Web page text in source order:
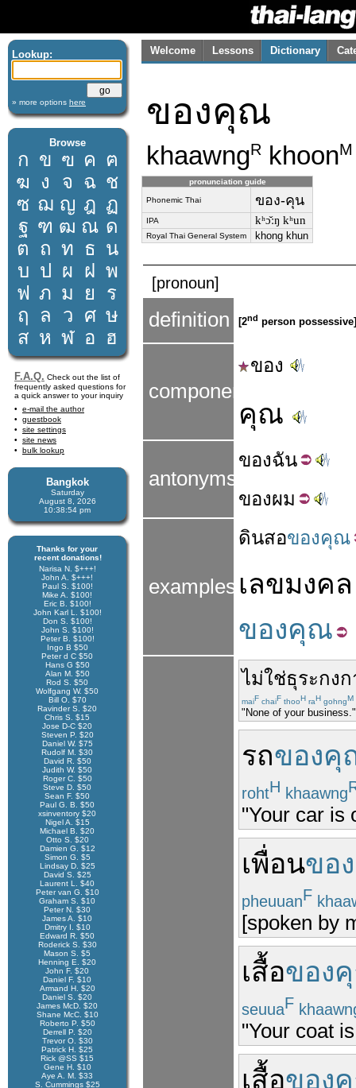
Lookup:
» more options here
Browse
ก ข ฃ ค ฅ
ฆ ง จ ฉ ช
ซ ฌ ญ ฎ ฏ
ฐ ฑ ฒ ณ ด
ต ถ ท ธ น
บ ป ผ ฝ พ
ฟ ภ ม ย
ร
ฤ
ล ว ศ ษ
ส ห ฬ อ ฮ
F.A.Q. Check out the list of
frequently asked questions for
a quick answer to your inquiry
e-mail the author
guestbook
site settings
site news
bulk lookup
Bangkok
Saturday
August 8, 2026
10:38:55 pm
Thanks for your
recent donations!
Narisa N. $+++!
John A. $+++!
Paul S. $100!
Mike A. $100!
Eric B. $100!
John Karl L. $100!
Don S. $100!
John S. $100!
Peter B. $100!
Ingo B $50
Peter d C $50
Hans G $50
Alan M. $50
Rod S. $50
Wolfgang W. $50
Bill O. $70
Ravinder S. $20
Chris S. $15
Jose D-C $20
Steven P. $20
Daniel W. $75
Rudolf M. $30
David R. $50
Judith W. $50
Roger C. $50
Steve D. $50
Sean F. $50
Paul G. B. $50
xsinventory $20
Nigel A. $15
Michael B. $20
Otto S. $20
Damien G. $12
Simon G. $5
Lindsay D. $25
David S. $25
Laurent L. $40
Peter van G. $10
Graham S. $10
Peter N. $30
James A. $10
Dmitry I. $10
Edward R. $50
Roderick S. $30
Mason S. $5
Henning E. $20
John F. $20
Daniel F. $10
Armand H. $20
Daniel S. $20
James McD. $20
Shane McC. $10
Roberto P. $50
Derrell P. $20
Trevor O. $30
Patrick H. $25
Rick @SS $15
Gene H. $10
Aye A. M. $33
S. Cummings $25
Welcome Lessons Dictionary
ของคุณ
khaawngR khoonM
pronunciation guide
Phonemic Thai ของ-คุน
IPA kʰɔ̌ːŋ kʰun
Royal Thai General System khong khun
[pronoun]
definition [2nd person
components
ของ
คุณ
antonyms
ของฉัน
ของผม
examples
ดินสอของคุณ
เลขมงคล
ของคุณ
ไม่ใช่ธุระกงก
maiF chaiF thooH raH gohngM
"None of your business."
รถของคุ
rohtH khaawng
"Your car is
เพื่อนขอ
pheuuanF
[spoken by
เสื้อของ
seuuaF
"Your coat
เสื้อของ